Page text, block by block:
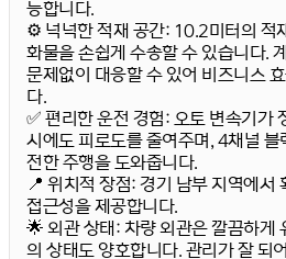
능합니다.
⚙️ 넉넉한 적재 공간: 10.2미터의 적
화물을 손쉽게 수송할 수 있습니다.
문제없이 대응할 수 있어 비즈니스
다.
✅편리한 운전 경험: 오토 변속기가
시에도 피로도를 줄여주며, 4채널
전한 주행을 도와줍니다.
📍위치적 장점: 경기 남부 지역에서
접근성을 제공합니다.
🌟외관 상태 : 차량 외관은 깔끔하게
의 상태도 양호합니다. 관리가 잘 되